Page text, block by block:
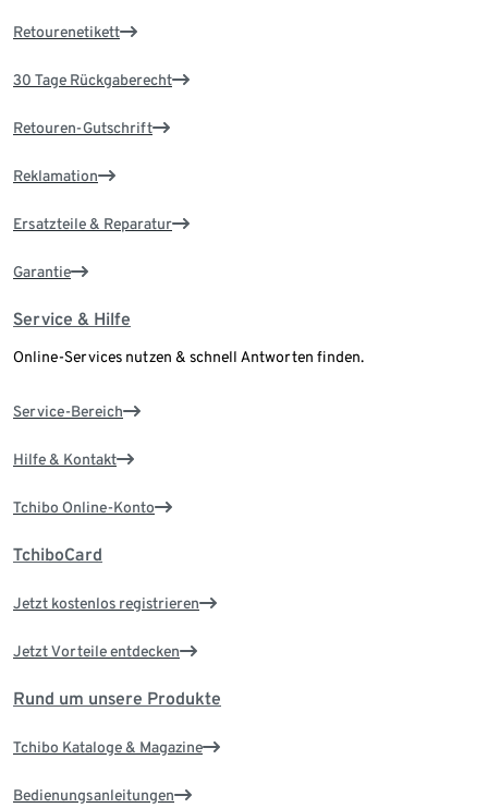
Retourenetikett
30 Tage Rückgaberecht
Retouren-Gutschrift
Reklamation
Ersatzteile & Reparatur
Garantie
Service & Hilfe
Online-Services nutzen & schnell Antworten finden.
Service-Bereich
Hilfe & Kontakt
Tchibo Online-Konto
TchiboCard
Jetzt kostenlos registrieren
Jetzt Vorteile entdecken
Rund um unsere Produkte
Tchibo Kataloge & Magazine
Bedienungsanleitungen